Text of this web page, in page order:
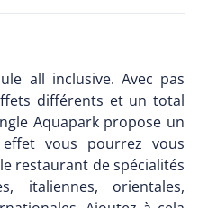
all inclusive. Avec pas
différents et un total
Aquapark propose un
vous pourrez vous
restaurant de spécialités
italiennes, orientales,